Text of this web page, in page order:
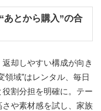
あとから購入”の合
却しやすい構成が向き
領域”はレンタル、毎日
割分担を明確に。テー
や素材感を試し、家族